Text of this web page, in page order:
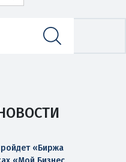
«Биржа